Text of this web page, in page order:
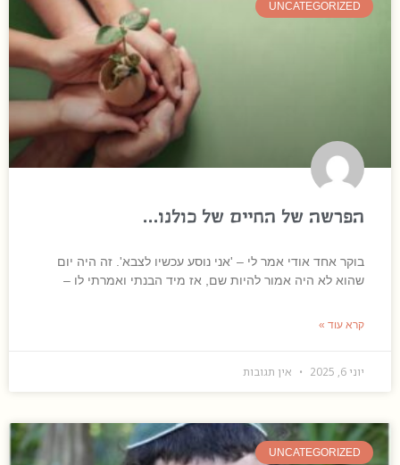
UNCATEGORIZED
הפרשה של החיים של כולנו…
בוקר אחד אודי אמר לי – 'אני נוסע עכשיו לצבא'. זה היה יום
שהוא לא היה אמור להיות שם, אז מיד הבנתי ואמרתי לו –
קרא עוד »
יוני 6, 2025 אין תגובות
UNCATEGORIZED